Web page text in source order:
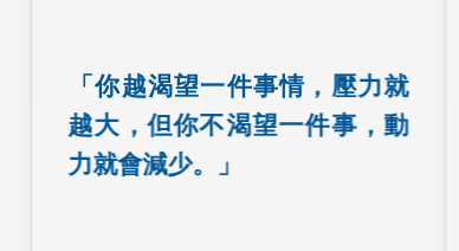
「你越渴望一件事情，壓力就
越大，但你不渴望一件事，動
力就會減少。」